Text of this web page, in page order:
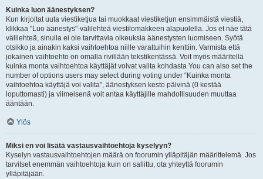
Kuinka luon äänestyksen?
Kun kirjoitat uuta viestiketjua tai muokkaat viestiketjun ensimmäistä viestiä,
klikkaa "Luo äänestys"-välilehteä viestilomakkeen alapuolella. Jos et näe tätä
välilehteä, sinulla ei ole tarvittavia oikeuksia äänestysten luomiseen. Syötä
otsikko ja ainakin kaksi vaihtoehtoa niille varattuihin kenttiin. Varmista että
jokainen vaihtoehto on omalla rivillään tekstikentässä. Voit myös määritellä
kuinka monta vaihtoehtoa käyttäjät voivat valita kohdasta You can also set the
number of options users may select during voting under “Kuinka monta
vaihtoehtoa käyttäjä voi valita”, äänestyksen kesto päivinä (0 kestää
loputtomasti) ja viimeisenä voit antaa käyttäjille mahdollisuuden muuttaa
ääntään.
Ylös
Miksi en voi lisätä vastausvaihtoehtoja kyselyyn?
Kyselyn vastausvaihtoehtojen määrä on foorumin ylläpitäjän määrittelemä. Jos
tarvitset enemmän vaihtoehtoja kuin on sallittu, ota yhteyttä foorumin
ylläpitäjään.